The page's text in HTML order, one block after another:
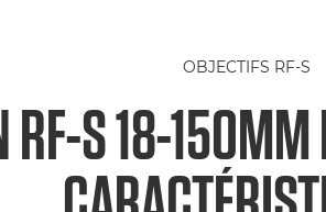
OBJECTIFS RF-S
RF-S 18-